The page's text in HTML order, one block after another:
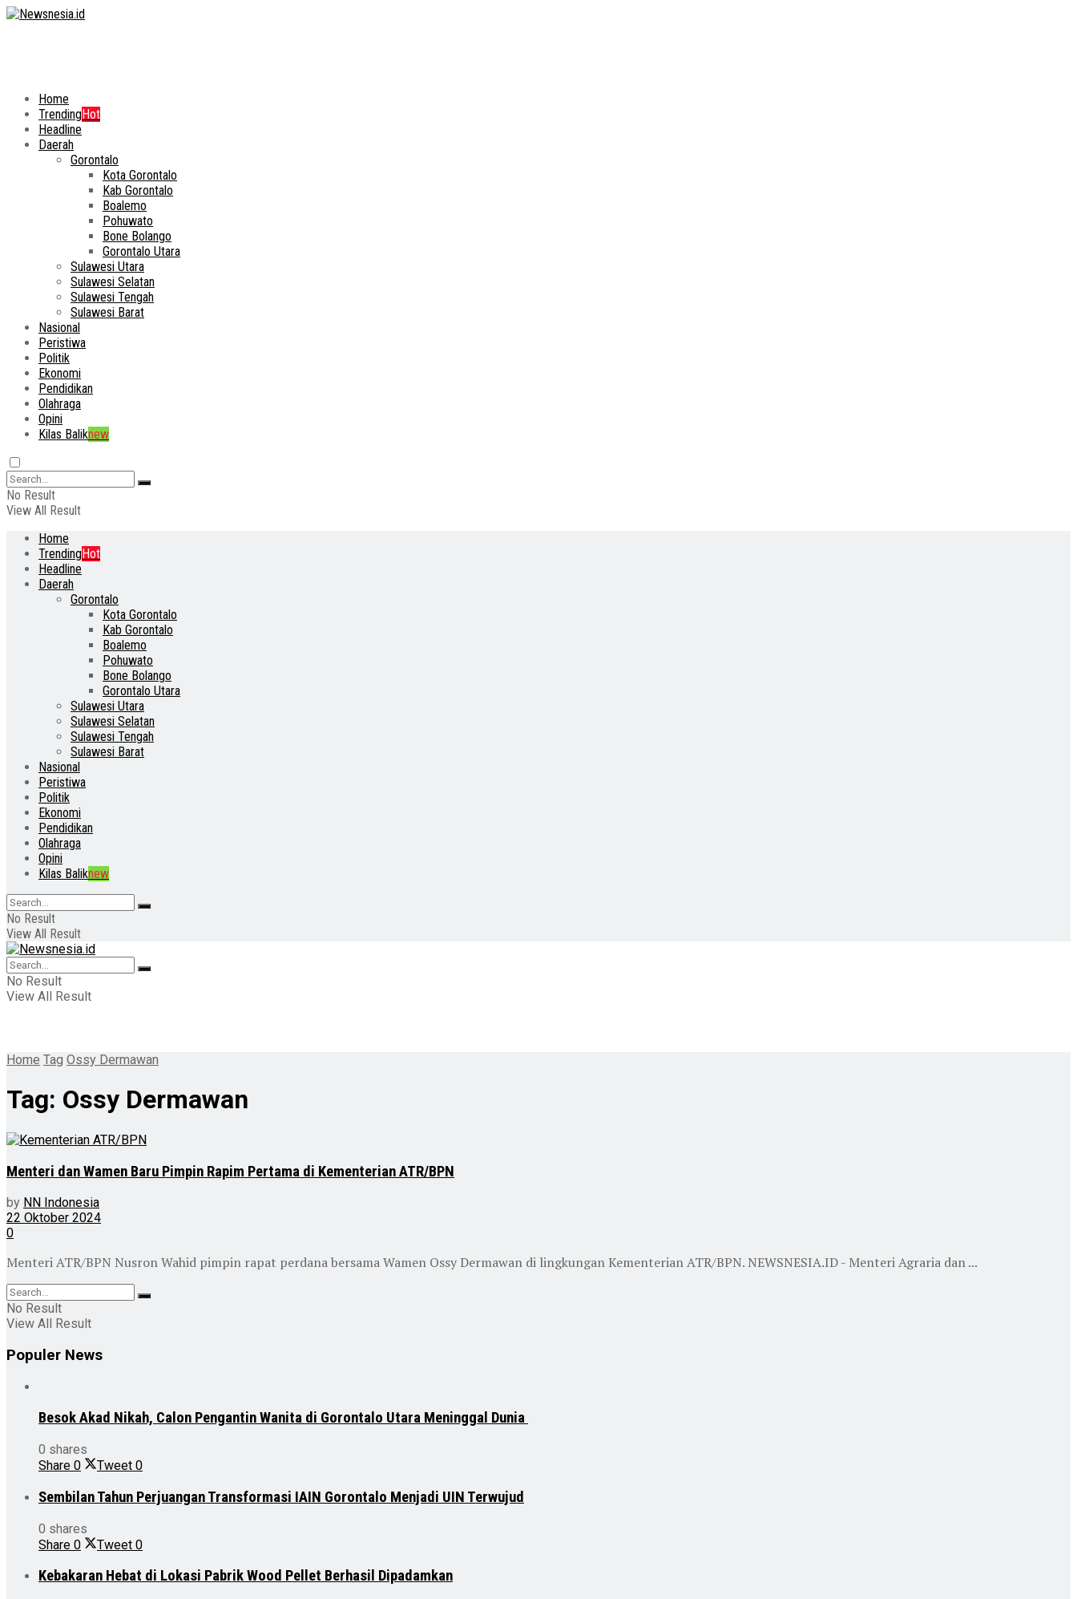
Home
TrendingHot
Headline
Daerah
Gorontalo
Kota Gorontalo
Kab Gorontalo
Boalemo
Pohuwato
Bone Bolango
Gorontalo Utara
Sulawesi Utara
Sulawesi Selatan
Sulawesi Tengah
Sulawesi Barat
Nasional
Peristiwa
Politik
Ekonomi
Pendidikan
Olahraga
Opini
Kilas Baliknew
No Result
View All Result
Home
TrendingHot
Headline
Daerah
Gorontalo
Kota Gorontalo
Kab Gorontalo
Boalemo
Pohuwato
Bone Bolango
Gorontalo Utara
Sulawesi Utara
Sulawesi Selatan
Sulawesi Tengah
Sulawesi Barat
Nasional
Peristiwa
Politik
Ekonomi
Pendidikan
Olahraga
Opini
Kilas Baliknew
No Result
View All Result
No Result
View All Result
Home Tag Ossy Dermawan
Tag: Ossy Dermawan
Menteri dan Wamen Baru Pimpin Rapim Pertama di Kementerian ATR/BPN
by NN Indonesia
22 Oktober 2024
0
Menteri ATR/BPN Nusron Wahid pimpin rapat perdana bersama Wamen Ossy Dermawan di lingkungan Kementerian ATR/BPN. NEWSNESIA.ID - Menteri Agraria dan ...
No Result
View All Result
Populer News
Besok Akad Nikah, Calon Pengantin Wanita di Gorontalo Utara Meninggal Dunia
0 shares
Share 0 Tweet 0
Sembilan Tahun Perjuangan Transformasi IAIN Gorontalo Menjadi UIN Terwujud
0 shares
Share 0 Tweet 0
Kebakaran Hebat di Lokasi Pabrik Wood Pellet Berhasil Dipadamkan